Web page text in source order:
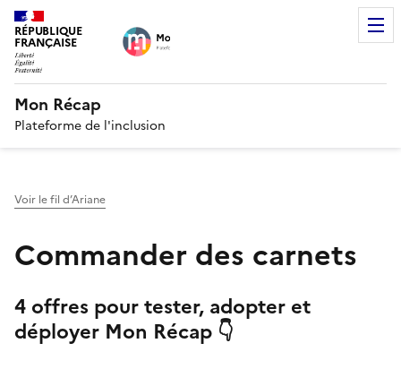
RÉPUBLIQUE
FRANÇAISE
Mon Récap
Plateforme de l'inclusion
Voir le fil d’Ariane
Commander des carnets
4 offres pour tester, adopter et
déployer Mon Récap 👇